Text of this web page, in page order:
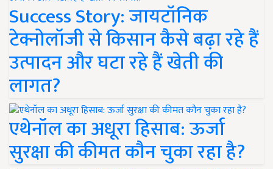
Success Story: जायटॉनिक
टेक्नोलॉजी से किसान कैसे बढ़ा रहे हैं
उत्पादन और घटा रहे हैं खेती की
लागत?
एथेनॉल का अधूरा हिसाब: ऊर्जा
सुरक्षा की कीमत कौन चुका रहा है?